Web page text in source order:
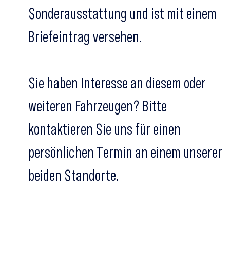
Sonderausstattung und ist mit einem
Briefeintrag versehen.
Sie haben Interesse an diesem oder
weiteren Fahrzeugen? Bitte
kontaktieren Sie uns für einen
persönlichen Termin an einem unserer
beiden Standorte.